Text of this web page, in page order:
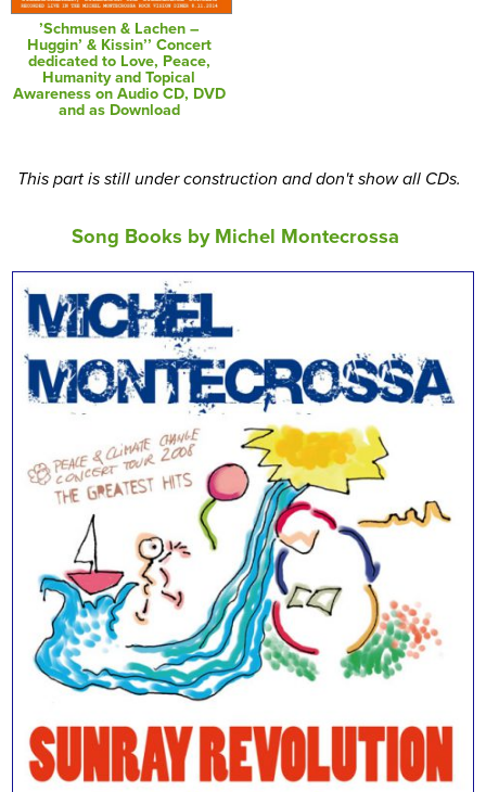
’Schmusen & Lachen –
Huggin’ & Kissin’’ Concert
dedicated to Love, Peace,
Humanity and Topical
Awareness on Audio CD, DVD
and as Download
This part is still under construction and don't show all CDs.
Song Books by Michel Montecrossa